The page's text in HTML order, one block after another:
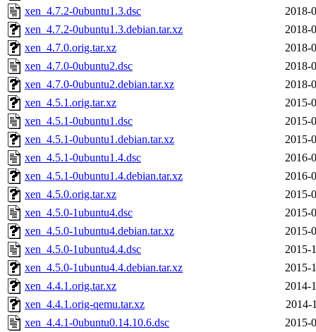
xen_4.7.2-0ubuntu1.3.dsc
2018-
xen_4.7.2-0ubuntu1.3.debian.tar.xz
2018-
xen_4.7.0.orig.tar.xz
2018-
xen_4.7.0-0ubuntu2.dsc
2018-
xen_4.7.0-0ubuntu2.debian.tar.xz
2018-
xen_4.5.1.orig.tar.xz
2015-
xen_4.5.1-0ubuntu1.dsc
2015-
xen_4.5.1-0ubuntu1.debian.tar.xz
2015-
xen_4.5.1-0ubuntu1.4.dsc
2016-
xen_4.5.1-0ubuntu1.4.debian.tar.xz
2016-
xen_4.5.0.orig.tar.xz
2015-
xen_4.5.0-1ubuntu4.dsc
2015-
xen_4.5.0-1ubuntu4.debian.tar.xz
2015-
xen_4.5.0-1ubuntu4.4.dsc
2015-
xen_4.5.0-1ubuntu4.4.debian.tar.xz
2015-
xen_4.4.1.orig.tar.xz
2014-
xen_4.4.1.orig-qemu.tar.xz
2014-
xen_4.4.1-0ubuntu0.14.10.6.dsc
2015-